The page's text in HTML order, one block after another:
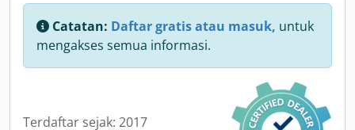
Catatan: Daftar gratis atau masuk, untuk
mengakses semua informasi.
Terdaftar sejak: 2017